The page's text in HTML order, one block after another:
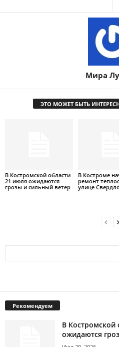
Мира
ЭТО МОЖЕТ БЫТЬ
В Костромской области
21 июля ожидаются
грозы и сильный ветер
В Костроме
ремонт
улице
Рекомендуем
В Костромской
ожидаются